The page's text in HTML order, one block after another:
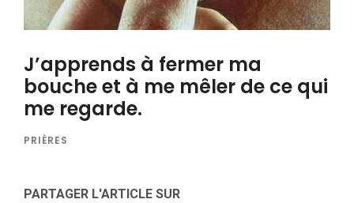
J’apprends à fermer ma
bouche et à me mêler de ce qui
me regarde.
PRIÈRES
PARTAGER L'ARTICLE SUR